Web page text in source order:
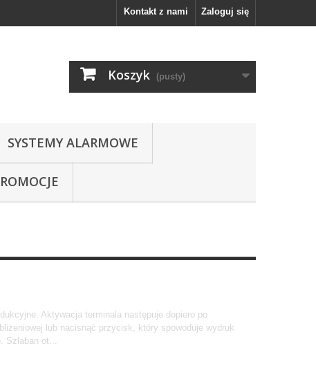
Zaloguj się
Kontakt z nami
Koszyk (pusty)
SYSTEMY ALARMOWE
Aktywacja terminala następuje dopiero po
lub nacisnąć przycisk, który spowoduje wydruk
Szlaban ot...